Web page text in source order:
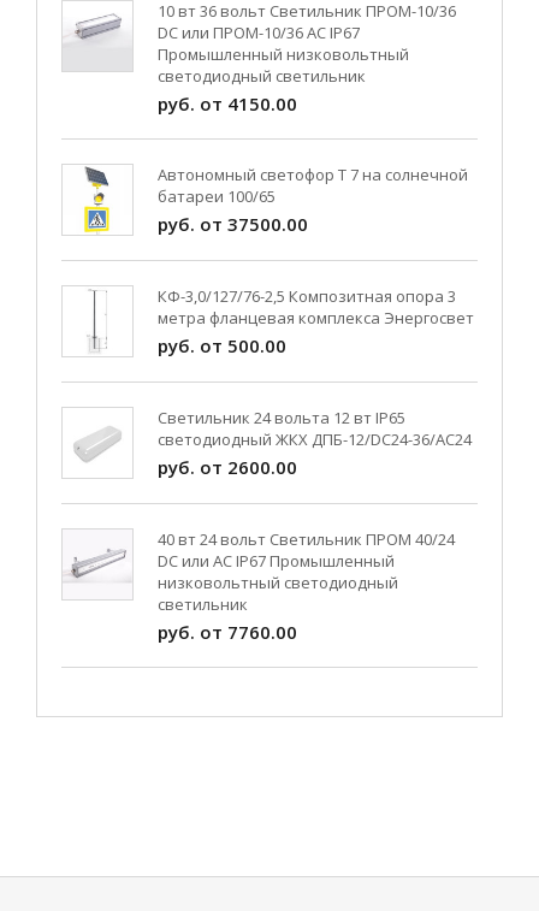
10 вт 36 вольт Светильник ПРОМ-10/36
DC или ПРОМ-10/36 AC IP67
Промышленный низковольтный
светодиодный светильник
руб. от 4150.00
Автономный светофор Т 7 на солнечной
батареи 100/65
руб. от 37500.00
КФ-3,0/127/76-2,5 Композитная опора 3
метра фланцевая комплекса Энергосвет
руб. от 500.00
Светильник 24 вольта 12 вт IP65
светодиодный ЖКХ ДПБ-12/DC24-36/АС24
руб. от 2600.00
40 вт 24 вольт Светильник ПРОМ 40/24
DC или AC IP67 Промышленный
низковольтный светодиодный
светильник
руб. от 7760.00